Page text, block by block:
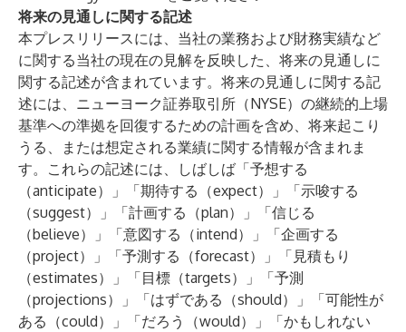
将来の見通しに関する記述
本プレスリリースには、当社の業務および財務実績など
に関する当社の現在の見解を反映した、将来の見通しに
関する記述が含まれています。将来の見通しに関する記
述には、ニューヨーク証券取引所（NYSE）の継続的上場
基準への準拠を回復するための計画を含め、将来起こり
うる、または想定される業績に関する情報が含まれま
す。これらの記述には、しばしば「予想する
（anticipate）」「期待する（expect）」「示唆する
（suggest）」「計画する（plan）」「信じる
（believe）」「意図する（intend）」「企画する
（project）」「予測する（forecast）」「見積もり
（estimates）」「目標（targets）」「予測
（projections）」「はずである（should）」「可能性が
ある（could）」「だろう（would）」「かもしれない